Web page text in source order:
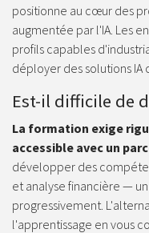
positionne au cœur des
augmentée par l'IA. Les
profils capables
déployer des solutions IA
Est-il difficile de
La formation exige
accessible avec un
développer des
et analyse financière —
progressivement.
l'apprentissage en vous